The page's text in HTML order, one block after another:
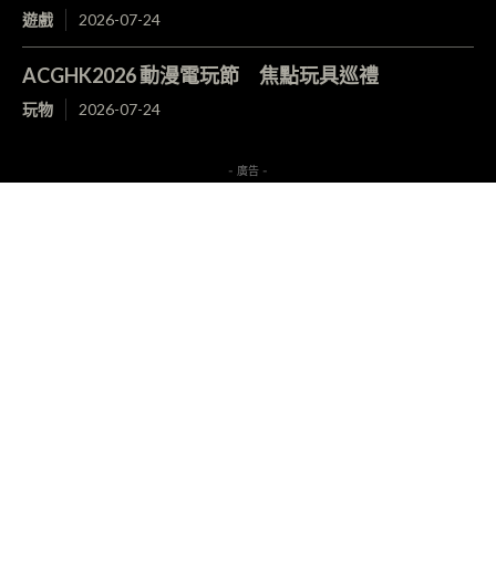
遊戲 2026-07-24
ACGHK2026 動漫電玩節 焦點玩具巡禮
玩物 2026-07-24
- 廣告 -